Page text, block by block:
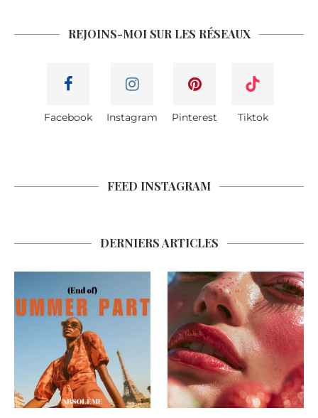
REJOINS-MOI SUR LES RÉSEAUX
Facebook Instagram Pinterest Tiktok
FEED INSTAGRAM
DERNIERS ARTICLES